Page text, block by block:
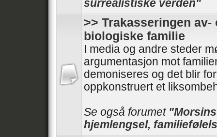
surrealistiske verden"
>> Trakasseringen
biologiske familie
I media og andre steder
argumentasjon mot
demoniseres og det blir
oppkonstruert et
Se også forumet
hjemlengsel,